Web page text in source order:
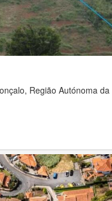
Região Autónoma